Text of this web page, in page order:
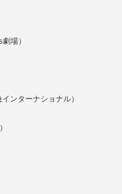
場）
ンターナショナル）